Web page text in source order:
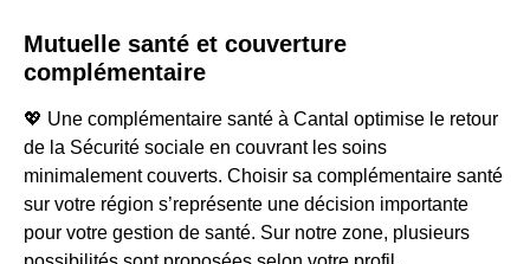
Mutuelle santé et couverture
complémentaire
💖 Une complémentaire santé à Cantal optimise le retour
de la Sécurité sociale en couvrant les soins
minimalement couverts. Choisir sa complémentaire santé
sur votre région s’représente une décision importante
pour votre gestion de santé. Sur notre zone, plusieurs